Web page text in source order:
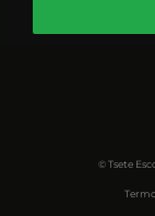
© Tsete